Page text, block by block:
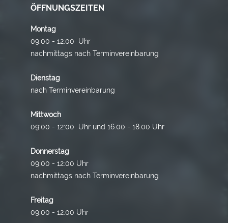
ÖFFNUNGSZEITEN
Montag
09:00 - 12:00 Uhr
nachmittags nach Terminvereinbarung
Dienstag
nach Terminvereinbarung
Mittwoch
09:00 - 12:00 Uhr und 16.00 - 18.00 Uhr
Donnerstag
09:00 - 12:00 Uhr
nachmittags nach Terminvereinbarung
Freitag
09:00 - 12:00 Uhr